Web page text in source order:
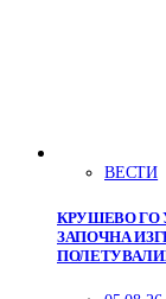
ВЕСТИ
КРУШЕВО ГО
ЗАПОЧНА